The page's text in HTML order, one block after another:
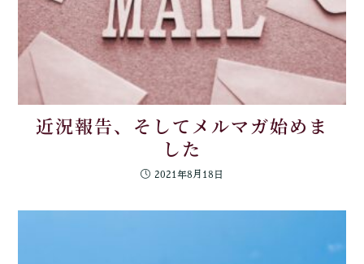
近況報告、そしてメルマガ始めま
した
2021年8月18日